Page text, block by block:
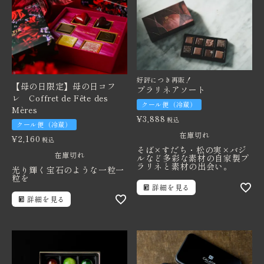
【母の日限定】母の日コフ
レ Coffret de Fête des
Mères
クール便（冷蔵）
¥2,160 税込
在庫切れ
光り輝く宝石のような一粒一
粒を
詳細を見る
好評につき再販！
プラリネアソート
クール便（冷蔵）
¥3,888 税込
在庫切れ
そば×すだち・松の実×バジ
ルなど多彩な素材の自家製プ
ラリネと素材の出会い。
詳細を見る